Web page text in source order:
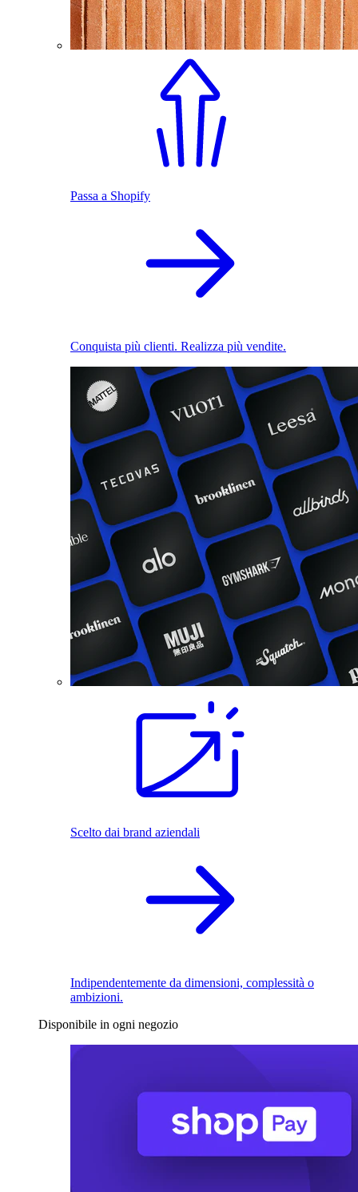
Passa a Shopify
Conquista più clienti. Realizza più vendite.
Scelto dai brand aziendali
Indipendentemente da dimensioni, complessità o
ambizioni.
Disponibile in ogni negozio